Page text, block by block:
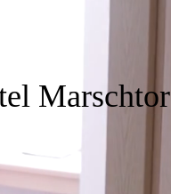
Marschtor